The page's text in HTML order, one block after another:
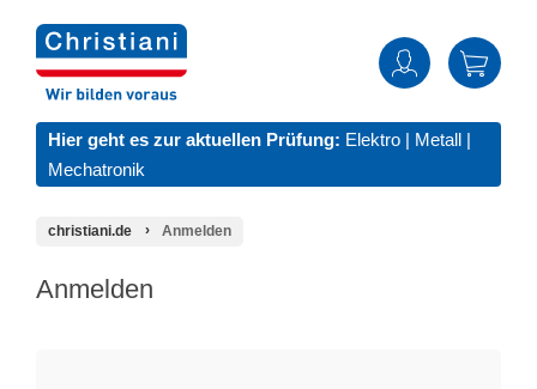
Hier geht es zur aktuellen Prüfung: Elektro | Metall |
Mechatronik
christiani.de Anmelden
Anmelden